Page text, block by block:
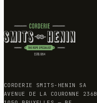
CORDERIE SMITS-HENIN SA
AVENUE DE LA COURONNE 236B